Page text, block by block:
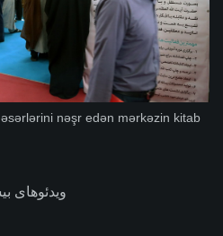
nəşr edən mərkəzin kitab
ویدئوهای